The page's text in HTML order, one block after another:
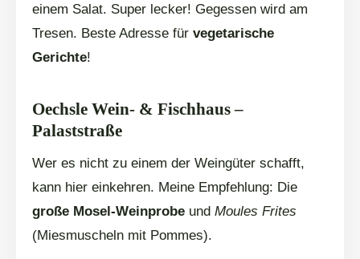
einem Salat. Super lecker! Gegessen wird am
Tresen. Beste Adresse für vegetarische
Gerichte!
Oechsle Wein- & Fischhaus –
Palaststraße
Wer es nicht zu einem der Weingüter schafft,
kann hier einkehren. Meine Empfehlung: Die
große Mosel-Weinprobe und Moules Frites
(Miesmuscheln mit Pommes).